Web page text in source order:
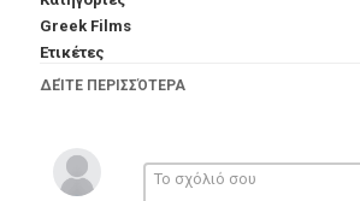
Greek Films
Ετικέτες
σασμοσ ,επεισοδιο
ΔΕΊΤΕ ΠΕΡΙΣΣΌΤΕΡΑ